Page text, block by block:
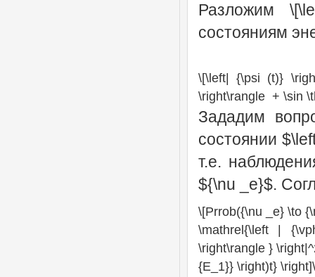
Разложим
состояниям
\[\left| {\psi (t)}
\right\rangle + \sin
Зададим
состоянии
т.е.
${\nu _e}$.
\[Prrob({\nu _e} \to
\mathrel{\left |
\right\rangle }
{E_1}} \right)t}